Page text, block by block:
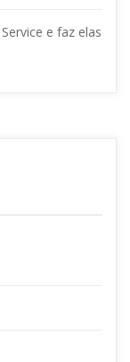
e faz elas